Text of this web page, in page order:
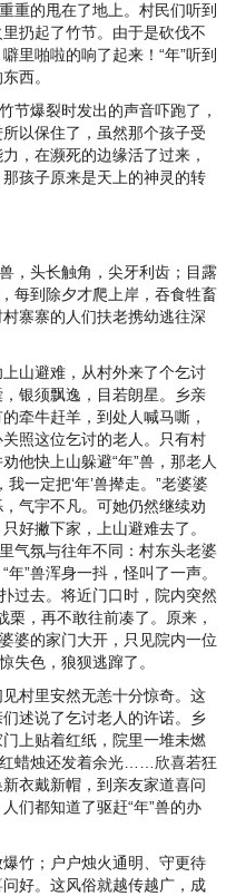
重的甩在了地上。村民们听到
扔起了竹节。由于是砍伐不
里啪啦的响了起来！“年”听到
西。
节爆裂时发出的声音吓跑了，
以保住了，虽然那个孩子受
，在濒死的边缘活了过来，
孩子原来是天上的神灵的转
，头长触角，尖牙利齿；目露
每到除夕才爬上岸，吞食牲畜
寨寨的人们扶老携幼逃往深
山避难，从村外来了个乞讨
银须飘逸，目若朗星。乡亲
牵牛赶羊，到处人喊马嘶，
照这位乞讨的老人。只有村
他快上山躲避“年”兽，那老人
一定把‘年’兽撵走。”老婆婆
气宇不凡。可她仍然继续劝
好撇下家，上山避难去了。
气氛与往年不同：村东头老婆
”兽浑身一抖，怪叫了一声。
过去。将近门口时，院内突然
栗，再不敢往前凑了。原来，
婆的家门大开，只见院内一位
失色，狼狈逃蹿了。
村里安然无恙十分惊奇。这
述说了乞讨老人的许诺。乡
上贴着红纸，院里一堆未燃
红蜡烛还发着余光……欣喜若狂
衣戴新帽，到亲友家道喜问
们都知道了驱赶“年”兽的办
竹；户户烛火通明、守更待
好。这风俗就越传越广，成